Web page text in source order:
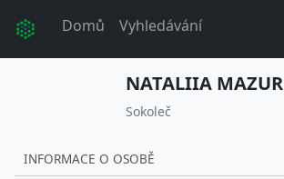
Domů Vyhledávání
NATALIIA MAZUR
Sokoleč
INFORMACE O OSOBĚ